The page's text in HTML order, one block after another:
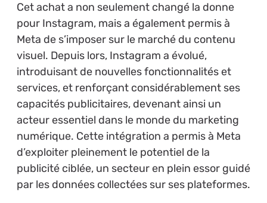
Cet achat a non seulement changé la donne
pour Instagram, mais a également permis à
Meta de s’imposer sur le marché du contenu
visuel. Depuis lors, Instagram a évolué,
introduisant de nouvelles fonctionnalités et
services, et renforçant considérablement ses
capacités publicitaires, devenant ainsi un
acteur essentiel dans le monde du marketing
numérique. Cette intégration a permis à Meta
d’exploiter pleinement le potentiel de la
publicité ciblée, un secteur en plein essor guidé
par les données collectées sur ses plateformes.